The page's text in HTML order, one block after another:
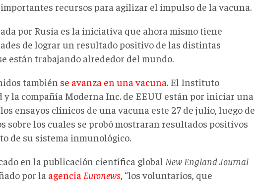
recursos para agilizar el impulso de la vacuna.
por Rusia es la iniciativa que ahora mismo tiene
de lograr un resultado positivo de las distintas
están trabajando alrededor del mundo.
también se avanza en una vacuna. El Instituto
y la compañía Moderna Inc. de EEUU están por iniciar una
ensayos clínicos de una vacuna este 27 de julio, luego de
sobre los cuales se probó mostraran resultados positivos
de su sistema inmunológico.
en la publicación científica global New England Journal
por la agencia Euronews, “los voluntarios, que